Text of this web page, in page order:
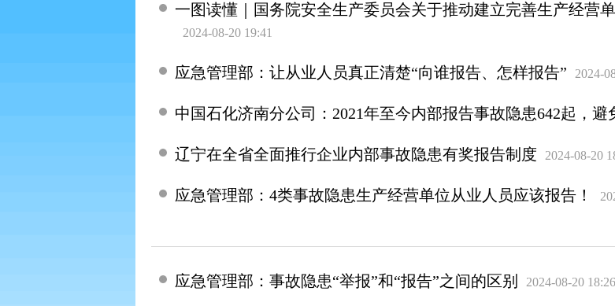
一图读懂｜国务院安全生产委员会关于推动建立完善生产经营
2024-08-20 19:41
应急管理部：让从业人员真正清楚“向谁报告、怎样报告” 2024-
中国石化济南分公司：2021年至今内部报告事故隐患642起，避
辽宁在全省全面推行企业内部事故隐患有奖报告制度 2024-08-20
应急管理部：4类事故隐患生产经营单位从业人员应该报告！
应急管理部：事故隐患“举报”和“报告”之间的区别 2024-08-20 18:26